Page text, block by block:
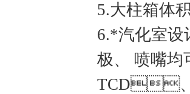
5.大柱箱体积
6.*汽化室设计
极、 喷嘴均
TCD、